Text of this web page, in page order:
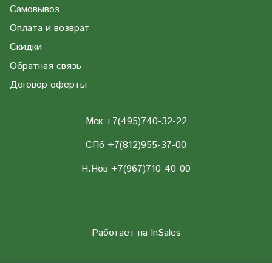
Самовывоз
Оплата и возврат
Скидки
Обратная связь
Договор оферты
Мск +7(495)740-32-22
СПб +7(812)955-37-00
Н.Нов +7(967)710-40-00
Работает на InSales